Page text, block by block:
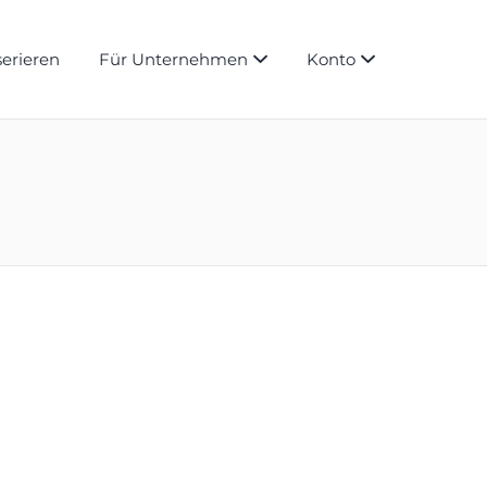
Für Unternehmen Konto